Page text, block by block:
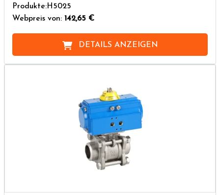
Produkte:H5025
Webpreis von: 142,65 €
DETAILS ANZEIGEN